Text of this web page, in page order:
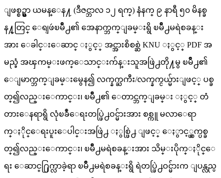
ျဖစ္စဥ္မွာ ယမန္ေန႔ (ဒီဇင္ဘာလ ၁၂ ရက္) နံနက္ ၉ နာရီ ၅၀ မိနစ္ခ
န႔္တြင္ ေရျဖဴၿမိဳ႕၏ အေနာက္ဘက္ျခမ္းရွိ ၿမိဳ႕မရဲစခန္း
အား ေခါင္းေဆာင္ ႏွင့္ အင္အားစိစစ္ဆဲ KNU ႏွင့္ PDF အ
မည္ခံ အၾကမ္းဖက္ေသာင္းက်န္းသူအဖြဲ႕တို႔မွ ၿမိဳ႕၏
ေျမာက္ဘက္ျခမ္းမွေန၍ လက္နက္ႀကီး/လက္နက္ငယ္မ်ားျဖင့္ ပစ္ခ
တ္၍လည္းေကာင္း၊ ၿမိဳ႕၏ ေတာင္ဘက္ျခမ္း ႏွင့္ တံ
တားေနရာရွိ လုံၿခဳံေရးတပ္ဖြဲ႕ဝင္မ်ားအား စစ္ကူ မလာေရာ
က္ႏိုင္ေရးပူးေပါင္းအဖြဲ႕ ႏွစ္ဖြဲ႕ ျဖင့္ ေႏွာင့္ယွက္ပစ္ခ
တ္၍လည္းေကာင္း၊ ၿမိဳ႕မရဲစခန္းအား သိမ္းပိုက္ႏိုင္ေ
ရး ေဆာင္႐ြက္လာခဲ့ရာ ၿမိဳ႕မရဲစခန္းရွိ ရဲတပ္ဖြဲ႕ဝင္မ်ားက ျပန္လည္ပ